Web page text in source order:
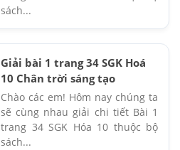
sách...
Giải bài 1 trang 34 SGK Hoá
10 Chân trời sáng tạo
Chào các em! Hôm nay chúng ta
sẽ cùng nhau giải chi tiết Bài 1
trang 34 SGK Hóa 10 thuộc bộ
sách...